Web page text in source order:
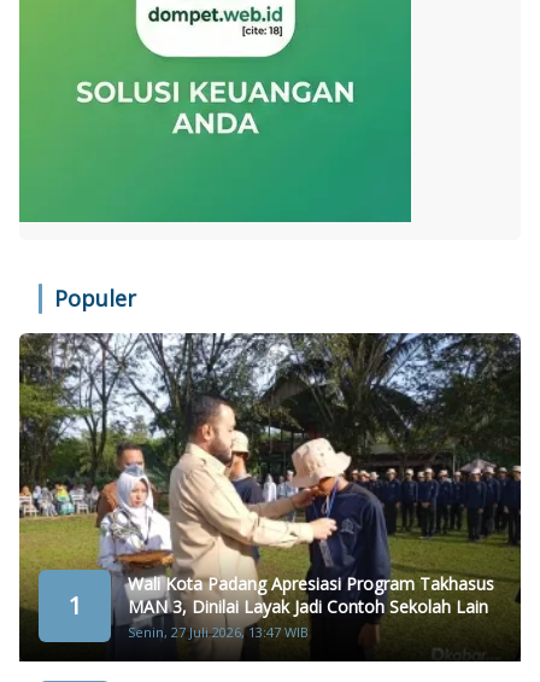
Populer
1
Wali Kota Padang Apresiasi Program Takhasus
MAN 3, Dinilai Layak Jadi Contoh Sekolah Lain
Senin, 27 Juli 2026, 13:47 WIB